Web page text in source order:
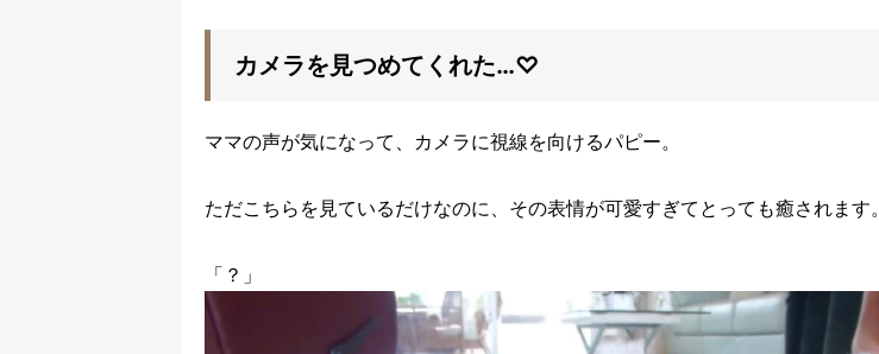
カメラを見つめてくれた…♡
ママの声が気になって、カメラに視線を向けるパピー。
ただこちらを見ているだけなのに、その表情が可愛すぎてとっても癒されます。
「？」